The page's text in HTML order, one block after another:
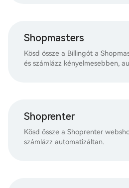
Shopmasters
Kösd össze a Billingót a
és számlázz kényelmesebben,
Shoprenter
Kösd össze a Shoprenter
számlázz automatizáltan.